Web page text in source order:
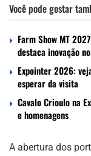
Você pode gostar
Farm Show MT
destaca inovação
Expointer 2026:
esperar da visita
Cavalo Crioulo na
e homenagens
A abertura dos